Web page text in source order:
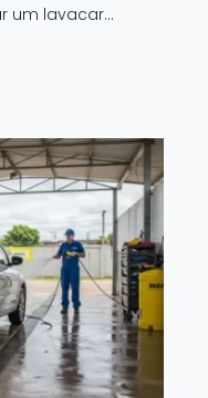
um lavacar…